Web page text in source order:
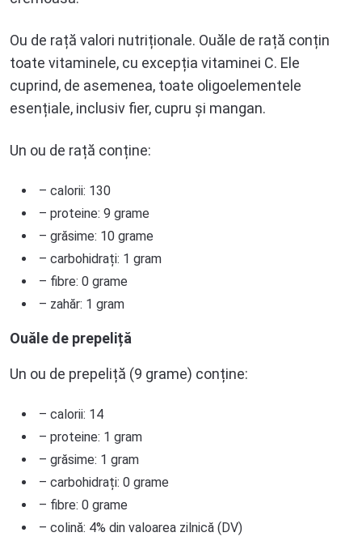
Ou de rață valori nutriționale. Ouăle de rață conțin
toate vitaminele, cu excepția vitaminei C. Ele
cuprind, de asemenea, toate oligoelementele
esențiale, inclusiv fier, cupru și mangan.
Un ou de rață conține:
– calorii: 130
– proteine: 9 grame
– grăsime: 10 grame
– carbohidrați: 1 gram
– fibre: 0 grame
– zahăr: 1 gram
Ouăle de prepeliță
Un ou de prepeliță (9 grame) conține:
– calorii: 14
– proteine: 1 gram
– grăsime: 1 gram
– carbohidrați: 0 grame
– fibre: 0 grame
– colină: 4% din valoarea zilnică (DV)